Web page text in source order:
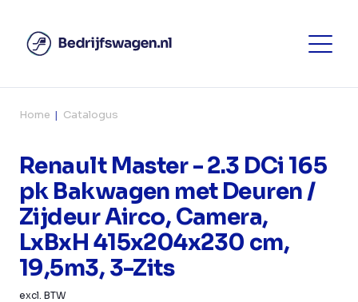
Home Catalogus
Renault Master - 2.3 DCi 165
pk Bakwagen met Deuren /
Zijdeur Airco, Camera,
LxBxH 415x204x230 cm,
19,5m3, 3-Zits
excl. BTW